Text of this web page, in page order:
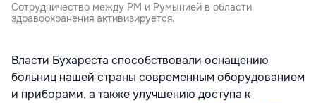
Сотрудничество между РМ и Румынией в области
здравоохранения активизируется.
Власти Бухареста способствовали оснащению
больниц нашей страны современным оборудованием
и приборами, а также улучшению доступа к